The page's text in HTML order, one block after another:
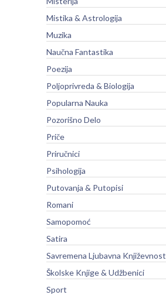
Mistika & Astrologija
Muzika
Naučna Fantastika
Poezija
Poljoprivreda & Biologija
Popularna Nauka
Pozorišno Delo
Priče
Priručnici
Psihologija
Putovanja & Putopisi
Romani
Samopomoć
Satira
Savremena Ljubavna Književnost
Školske Knjige & Udžbenici
Sport